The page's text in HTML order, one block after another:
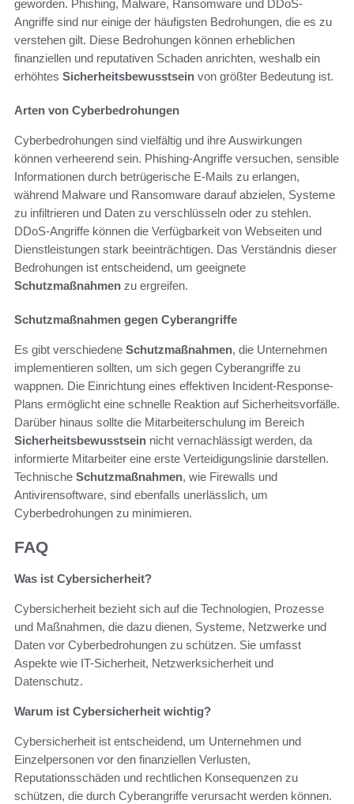
geworden. Phishing, Malware, Ransomware und DDoS-
Angriffe sind nur einige der häufigsten Bedrohungen, die es zu
verstehen gilt. Diese Bedrohungen können erheblichen
finanziellen und reputativen Schaden anrichten, weshalb ein
erhöhtes Sicherheitsbewusstsein von größter Bedeutung ist.
Arten von Cyberbedrohungen
Cyberbedrohungen sind vielfältig und ihre Auswirkungen
können verheerend sein. Phishing-Angriffe versuchen, sensible
Informationen durch betrügerische E-Mails zu erlangen,
während Malware und Ransomware darauf abzielen, Systeme
zu infiltrieren und Daten zu verschlüsseln oder zu stehlen.
DDoS-Angriffe können die Verfügbarkeit von Webseiten und
Dienstleistungen stark beeinträchtigen. Das Verständnis dieser
Bedrohungen ist entscheidend, um geeignete
Schutzmaßnahmen zu ergreifen.
Schutzmaßnahmen gegen Cyberangriffe
Es gibt verschiedene Schutzmaßnahmen, die Unternehmen
implementieren sollten, um sich gegen Cyberangriffe zu
wappnen. Die Einrichtung eines effektiven Incident-Response-
Plans ermöglicht eine schnelle Reaktion auf Sicherheitsvorfälle.
Darüber hinaus sollte die Mitarbeiterschulung im Bereich
Sicherheitsbewusstsein nicht vernachlässigt werden, da
informierte Mitarbeiter eine erste Verteidigungslinie darstellen.
Technische Schutzmaßnahmen, wie Firewalls und
Antivirensoftware, sind ebenfalls unerlässlich, um
Cyberbedrohungen zu minimieren.
FAQ
Was ist Cybersicherheit?
Cybersicherheit bezieht sich auf die Technologien, Prozesse
und Maßnahmen, die dazu dienen, Systeme, Netzwerke und
Daten vor Cyberbedrohungen zu schützen. Sie umfasst
Aspekte wie IT-Sicherheit, Netzwerksicherheit und
Datenschutz.
Warum ist Cybersicherheit wichtig?
Cybersicherheit ist entscheidend, um Unternehmen und
Einzelpersonen vor den finanziellen Verlusten,
Reputationsschäden und rechtlichen Konsequenzen zu
schützen, die durch Cyberangriffe verursacht werden können.